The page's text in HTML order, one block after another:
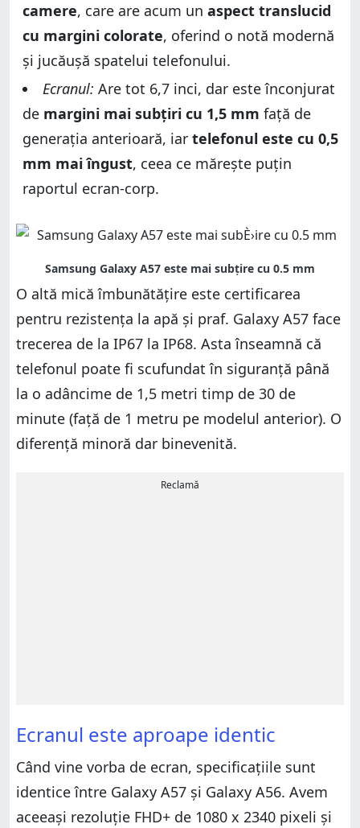
camere, care are acum un aspect translucid
cu margini colorate, oferind o notă modernă
și jucăușă spatelui telefonului.
Ecranul: Are tot 6,7 inci, dar este înconjurat
de margini mai subțiri cu 1,5 mm față de
generația anterioară, iar telefonul este cu 0,5
mm mai îngust, ceea ce mărește puțin
raportul ecran-corp.
O altă mică îmbunătățire este certificarea
pentru rezistența la apă și praf. Galaxy A57 face
trecerea de la IP67 la IP68. Asta înseamnă că
telefonul poate fi scufundat în siguranță până
la o adâncime de 1,5 metri timp de 30 de
minute (față de 1 metru pe modelul anterior). O
diferență minoră dar binevenită.
Reclamă
Ecranul este aproape identic
Când vine vorba de ecran, specificațiile sunt
identice între Galaxy A57 și Galaxy A56. Avem
aceeași rezoluție FHD+ de 1080 x 2340 pixeli și